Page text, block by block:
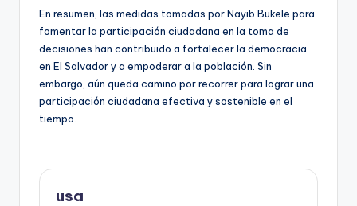
En resumen, las medidas tomadas por Nayib Bukele para
fomentar la participación ciudadana en la toma de
decisiones han contribuido a fortalecer la democracia
en El Salvador y a empoderar a la población. Sin
embargo, aún queda camino por recorrer para lograr una
participación ciudadana efectiva y sostenible en el
tiempo.
usa